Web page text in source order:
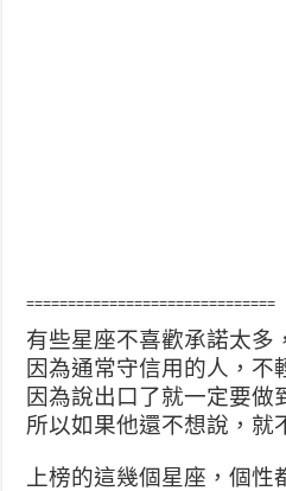
==============================
有些星座不喜歡承諾太多，
因為通常守信用的人，不
因為說出口了就一定要做
所以如果他還不想說，就
上榜的這幾個星座，個